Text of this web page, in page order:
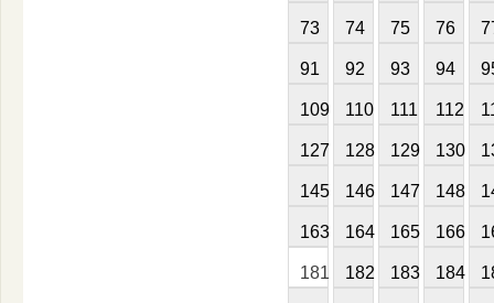
73 74 75 76
91 92 93 94
109 110 111 112
127 128 129 130
145 146 147 148
163 164 165 166
181 182 183 184